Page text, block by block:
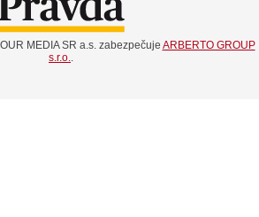
MEDIA SR a.s. zabezpečuje ARBERTO GROUP
s.r.o..